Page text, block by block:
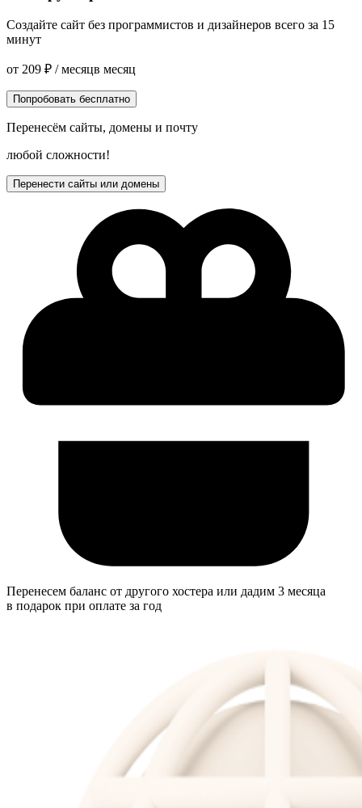
Создайте сайт без программистов и дизайнеров всего за 15
минут
от 209 ₽ / месяцв месяц
Попробовать бесплатно
Перенесём сайты, домены и почту
любой сложности!
Перенести сайты или домены
Перенесем баланс от другого хостера или дадим 3 месяца
в подарок при оплате за год